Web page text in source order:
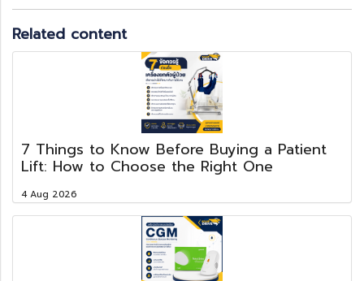
Related content
7 Things to Know Before Buying a Patient
Lift: How to Choose the Right One
4 Aug 2026